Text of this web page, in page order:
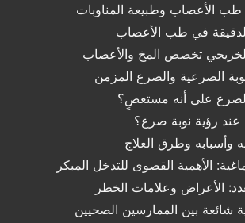
طب الأعصاب وطبيعة المناوبات
في طب الأعصاب
تخصص المخ والأعصاب
الصرعية والصرع المزمن
على أنه مستعصٍ؟
رؤية نوبة صرع؟
وأسبابه وطرق العلاج
الأهمية القصوى للتدخل المبكر
الأعراض وعلامات الخطر
شائعة بين الممارسين الصحيين